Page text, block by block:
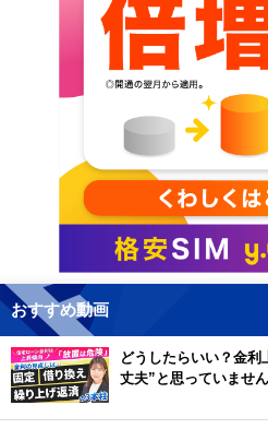
おすすめ動画
どうしたらいい？金利
丈夫”と思っていませ